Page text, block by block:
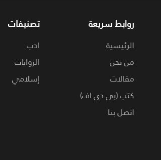
روابط سريعة
الرئيسية
من نحن
مقالات
كتب (بي دي اف)
اتصل بنا
تصنيفات
ادب
الروايات
إسلامي